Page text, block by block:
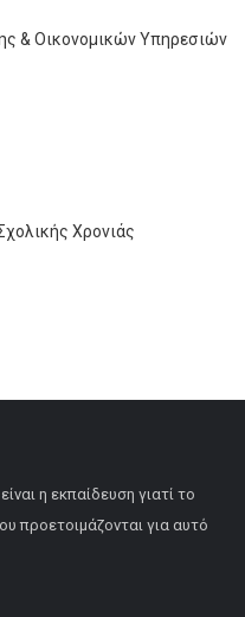
& Οικονομικών Υπηρεσιών
Χρονιάς
η εκπαίδευση γιατί το
προετοιμάζονται για αυτό